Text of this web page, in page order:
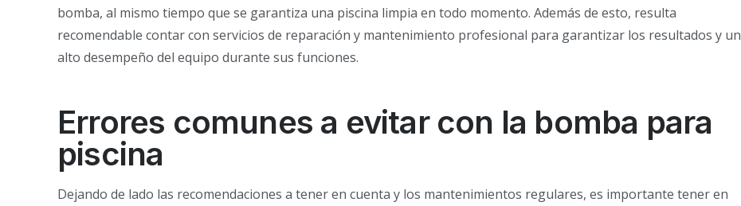
bomba, al mismo tiempo que se garantiza una piscina limpia en todo momento. Además de esto, resulta
recomendable contar con servicios de reparación y mantenimiento profesional para garantizar los resultados y un
alto desempeño del equipo durante sus funciones.
Errores comunes a evitar con la bomba para
piscina
Dejando de lado las recomendaciones a tener en cuenta y los mantenimientos regulares, es importante tener en